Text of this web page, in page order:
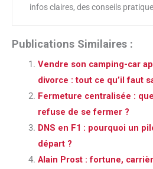
infos claires, des conseils
Publications Similaires :
Vendre son camping-car après un décès ou un
divorce : tout ce qu’il faut
Fermeture centralisée : que faire quand une porte
refuse de se fermer ?
DNS en F1 : pourquoi un pilote ne prend-il pas le
départ ?
Alain Prost : fortune, carrière et investissements du